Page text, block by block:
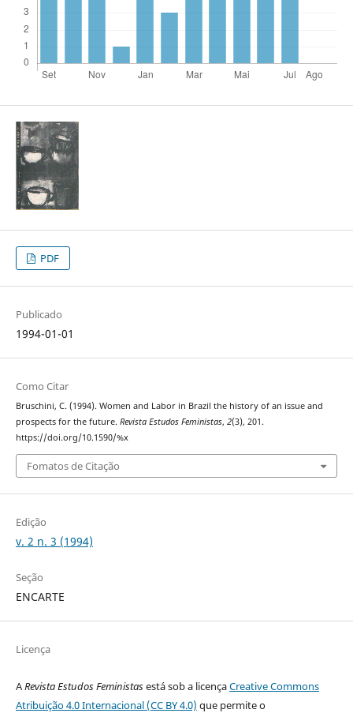
PDF
Publicado
1994-01-01
Como Citar
Bruschini, C. (1994). Women and Labor in Brazil the history of an issue and
prospects for the future. Revista Estudos Feministas, 2(3), 201.
https://doi.org/10.1590/%x
Fomatos de Citação
Edição
v. 2 n. 3 (1994)
Seção
ENCARTE
Licença
ARevista Estudos Feministasestá sob a licençaCreative Commons
Atribuição 4.0 Internacional (CC BY 4.0) que permite o